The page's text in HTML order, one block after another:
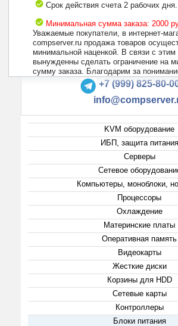
Срок действия счета 2 рабочих дня.
Минимальная сумма заказа: 2000
Уважаемые покупатели, в интернет-
compserver.ru продажа товаров
минимальной наценкой. В связи с
вынужденны сделать ограничение на
сумму заказа. Благодарим за
+7 (495) 223-13-
+7 (999) 825-80-
KVM оборудование
ИБП, защита питания
Серверы
Сетевое
Компьютеры, моноблоки,
Процессоры
Охлаждение
Материнские платы
Оперативная память
Видеокарты
Жесткие диски
Корзины для HDD
Сетевые карты
Контроллеры
Блоки питания